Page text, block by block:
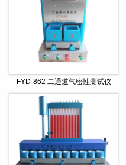
FYD-862 二通道气密性测试仪